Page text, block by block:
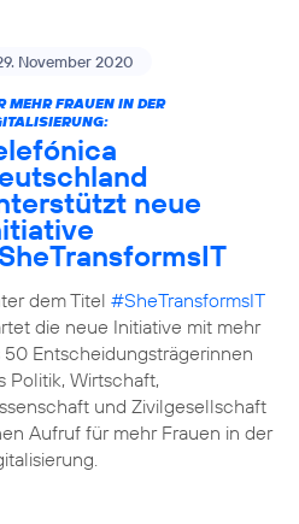
November 2020
MEHR FRAUEN IN DER
neue
dem Titel #SheTransformsIT
die neue Initiative mit mehr
50 Entscheidungsträgerinnen
Politik, Wirtschaft,
und Zivilgesellschaft
Aufruf für mehr Frauen in der